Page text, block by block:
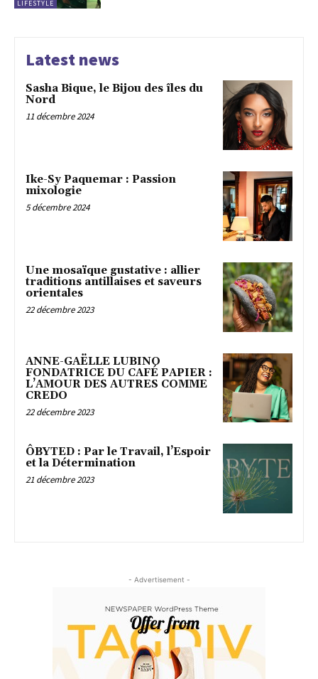
LIFESTYLE
Latest news
Sasha Bique, le Bijou des îles du
Nord
11 décembre 2024
Ike-Sy Paquemar : Passion
mixologie
5 décembre 2024
Une mosaïque gustative : allier
traditions antillaises et saveurs
orientales
22 décembre 2023
ANNE-GAËLLE LUBINO
FONDATRICE DU CAFÉ PAPIER :
L’AMOUR DES AUTRES COMME
CREDO
22 décembre 2023
ÔBYTED : Par le Travail, l’Espoir
et la Détermination
21 décembre 2023
- Advertisement -